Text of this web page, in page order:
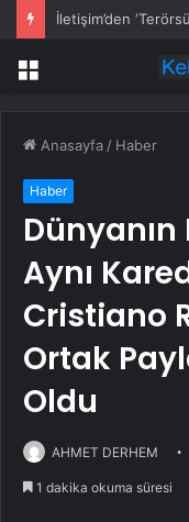
İletişim’den
Menü
Anasayfa / Haber
Haber
Aynı
Cristiano
Ortak
Oldu
AHMET DERHEM
1 dakika okuma süresi